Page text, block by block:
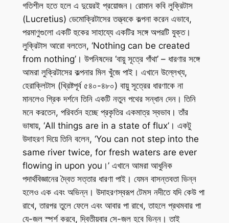
গতিশীল হতে হলে এ দুয়েরই প্রয়োজন। রোমান কবি লুক্রিটাস
(Lucretius) ডেমোক্রিটাসের তত্ত্বকে কল্পনা করেন এভাবে,
পরমাণুগুলো একটি হুকের সাহায্যে একটির সঙ্গে অপরটি যুক্ত।
লুক্রিটাস আরো বলতেন, ‘Nothing can be created
from nothing’। উপনিষদের ‘বায়ু সূত্রে গাঁথা’ – ধারণার সঙ্গে
আমরা লুক্রিটাসের কল্পনার মিল খুঁজে পাই। এখানে উল্লেখ্য,
হেরাক্লিটাস (খ্রিষ্টপূর্ব ৫৪০-৪৮০) বায়ু সূত্রের ধারণাকে না
মানলেও গ্রিক দর্শনে তিনি একটি নতুন পথের সন্ধান দেন। তিনি
মনে করতেন, পরিবর্তন হচ্ছে প্রকৃতির একমাত্র স্বভাব। তাঁর
ভাষায়, ‘All things are in a state of flux’। একটু
উদাহরণ দিয়ে তিনি বলেন, ‘You can not step into the
same river twice, for fresh waters are ever
flowing in upon you।’ এখানে আমরা আধুনিক
পদার্থবিজ্ঞানের দ্বৈত সত্তার ধারণা পাই। যেমন বাসন্তবতা ভিন্ন
হলেও এক এবং অভিন্ন। উদাহরণস্বরূপ টেমস নদীতে যদি কেউ পা
রাখে, তারপর তুলে ফেলে এবং আবার পা রাখে, তাহলে প্রথমবার পা
যে-জল স্পর্শ করবে, দ্বিতীয়বার সে-জল হবে ভিন্ন। তাই